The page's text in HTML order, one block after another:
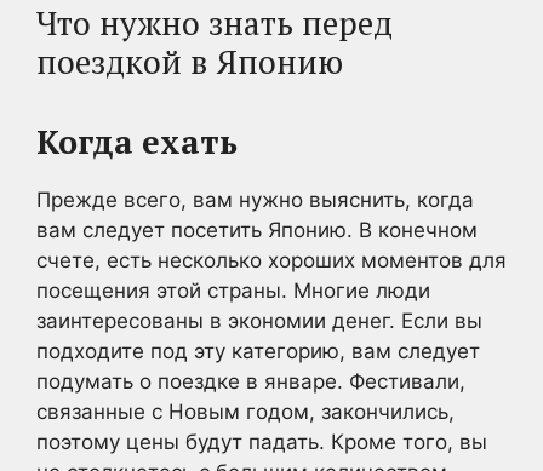
Что нужно знать перед
поездкой в Японию
Когда ехать
Прежде всего, вам нужно выяснить, когда
вам следует посетить Японию. В конечном
счете, есть несколько хороших моментов для
посещения этой страны. Многие люди
заинтересованы в экономии денег. Если вы
подходите под эту категорию, вам следует
подумать о поездке в январе. Фестивали,
связанные с Новым годом, закончились,
поэтому цены будут падать. Кроме того, вы